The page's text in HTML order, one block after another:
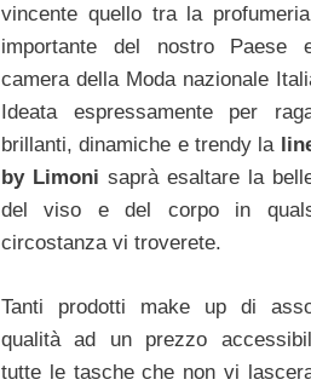
vincente quello tra la
importante del nostro Paese
camera della Moda nazionale
Ideata espressamente per
brillanti, dinamiche e trendy la
by Limoni saprà esaltare la
del viso e del corpo in
circostanza vi troverete.
Tanti prodotti make up di
qualità ad un prezzo
tutte le tasche che non vi